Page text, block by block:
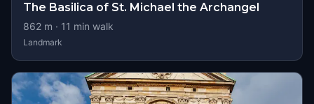
The Basilica of St. Michael the Archangel
862 m · 11 min walk
Landmark